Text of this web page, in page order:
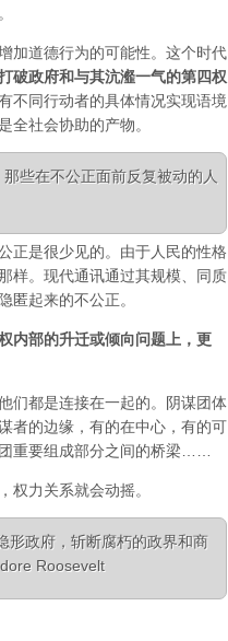
加道德行为的可能性。这个时代
破政府和与其沆瀣一气的第四权
不同行动者的具体情况实现语境
全社会协助的产物。
些在不公正面前反复被动的人
正是很少见的。由于人民的性格
样。现代通讯通过其规模、同质
匿起来的不公正。
内部的升迁或倾向问题上，更
们都是连接在一起的。阴谋团体
者的边缘，有的在中心，有的可
重要组成部分之间的桥梁……
权力关系就会动摇。
形政府，斩断腐朽的政界和商
Roosevelt